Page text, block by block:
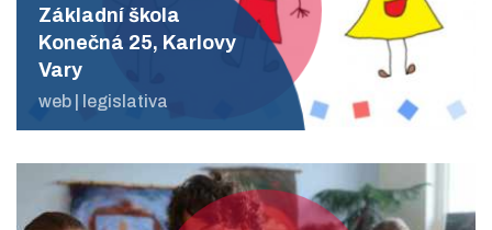
Základní škola
Konečná 25, Karlovy
Vary
web | legislativa